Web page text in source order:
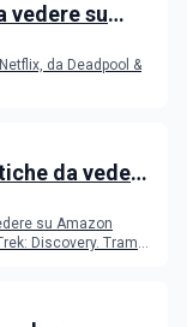
vedere su
da Deadpool &
da vedere
su Amazon